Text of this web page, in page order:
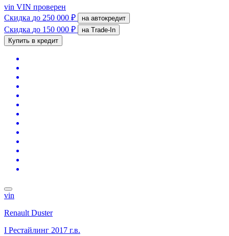
vin VIN проверен
Скидка до 250 000 ₽ на автокредит
Скидка до 150 000 ₽
на Trade-In
Купить в кредит
vin
Renault Duster
I Рестайлинг 2017 г.в.